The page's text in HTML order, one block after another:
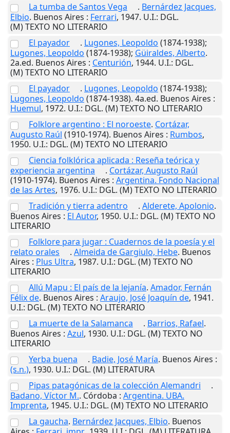
La tumba de Santos Vega
. Bernárdez Jacques,
Elbio. Buenos Aires : Ferrari, 1947. U.I.: DGL.
(M) TEXTO NO LITERARIO
El payador
. Lugones, Leopoldo (1874-1938);
Lugones, Leopoldo (1874-1938); Güiraldes, Alberto.
2a.ed. Buenos Aires : Centurión, 1944. U.I.: DGL.
(M) TEXTO NO LITERARIO
El payador
. Lugones, Leopoldo (1874-1938);
Lugones, Leopoldo (1874-1938). 4a.ed. Buenos Aires :
Huemul, 1972. U.I.: DGL. (M) TEXTO NO LITERARIO
Folklore argentino : El noroeste. Cortázar,
Augusto Raúl (1910-1974). Buenos Aires : Rumbos,
1950. U.I.: DGL. (M) TEXTO NO LITERARIO
Ciencia folklórica aplicada : Reseña teórica y
experiencia argentina
. Cortázar, Augusto Raúl
(1910-1974). Buenos Aires : Argentina. Fondo Nacional
de las Artes, 1976. U.I.: DGL. (M) TEXTO NO LITERARIO
Tradición y tierra adentro
. Alderete, Apolonio.
Buenos Aires : El Autor, 1950. U.I.: DGL. (M) TEXTO NO
LITERARIO
Folklore para jugar : Cuadernos de la poesía y el
relato orales
. Almeida de Gargiulo, Hebe. Buenos
Aires : Plus Ultra, 1987. U.I.: DGL. (M) TEXTO NO
LITERARIO
Allú Mapu : El país de la lejanía. Amador, Fernán
Félix de. Buenos Aires : Araujo, José Joaquín de, 1941.
U.I.: DGL. (M) TEXTO NO LITERARIO
La muerte de la Salamanca
. Barrios, Rafael.
Buenos Aires : Azul, 1930. U.I.: DGL. (M) TEXTO NO
LITERARIO
Yerba buena
. Badie, José María. Buenos Aires :
(s.n.), 1930. U.I.: DGL. (M) LITERATURA
Pipas patagónicas de la colección Alemandri
.
Badano, Víctor M.. Córdoba : Argentina. UBA.
Imprenta, 1945. U.I.: DGL. (M) TEXTO NO LITERARIO
La gaucha. Bernárdez Jacques, Elbio. Buenos